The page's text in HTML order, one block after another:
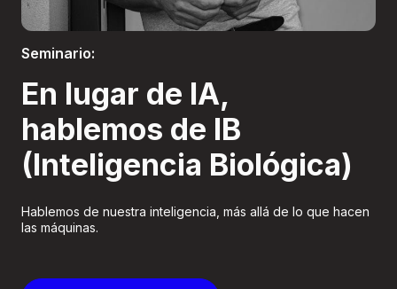
Seminario:
En lugar de IA,
hablemos de IB
(Inteligencia Biológica)
Hablemos de nuestra inteligencia, más allá de lo que hacen
las máquinas.